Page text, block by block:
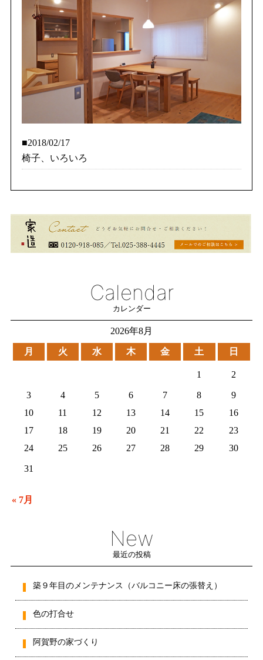
Calendar
カレンダー
2026年8月
月 火 水 木 金 土 日
« 7月
1 2
3 4 5 6 7 8
9
10
11 12 13 14 15
16
17
18 19 20 21 22
23
24
25 26 27 28 29 30
31
New
最近の投稿
築９年目のメンテナンス（バルコニー床の張替え）
色の打合せ
阿賀野の家づくり
■2018/02/17
椅子、いろいろ